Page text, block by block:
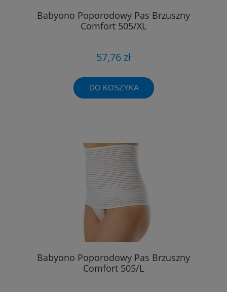
Babyono Poporodowy Pas Brzuszny
Comfort 505/XL
57,76 zł
DO KOSZYKA
Babyono Poporodowy Pas Brzuszny
Comfort 505/L